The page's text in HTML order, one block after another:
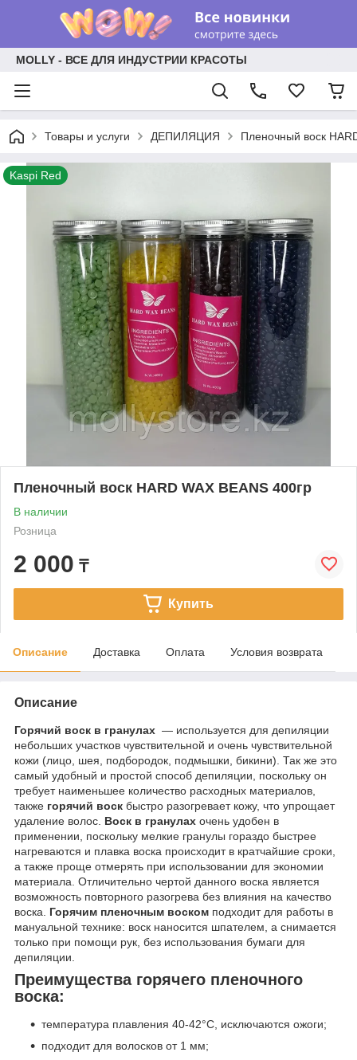
MOLLY - ВСЕ ДЛЯ ИНДУСТРИИ КРАСОТЫ
Товары и услуги ДЕПИЛЯЦИЯ Пленочный воск
Kaspi Red
Пленочный воск HARD WAX BEANS 400гр
В наличии
Розница
2 000 ₸
Купить
Описание Доставка Оплата Условия возврата
Описание
Горячий воск в гранулах — используется для депиляции
небольших участков чувствительной и очень чувствительной
кожи (лицо, шея, подбородок, подмышки, бикини). Так же это
самый удобный и простой способ депиляции, поскольку он
требует наименьшее количество расходных материалов,
также горячий воск быстро разогревает кожу, что упрощает
удаление волос. Воск в гранулах очень удобен в
применении, поскольку мелкие гранулы гораздо быстрее
нагреваются и плавка воска происходит в кратчайшие сроки,
а также проще отмерять при использовании для экономии
материала. Отличительно чертой данного воска является
возможность повторного разогрева без влияния на качество
воска. Горячим пленочным воском подходит для работы в
мануальной технике: воск наносится шпателем, а снимается
только при помощи рук, без использования бумаги для
депиляции.
Преимущества горячего пленочного
воска:
температура плавления 40-42°C, исключаются ожоги;
подходит для волосков от 1 мм;